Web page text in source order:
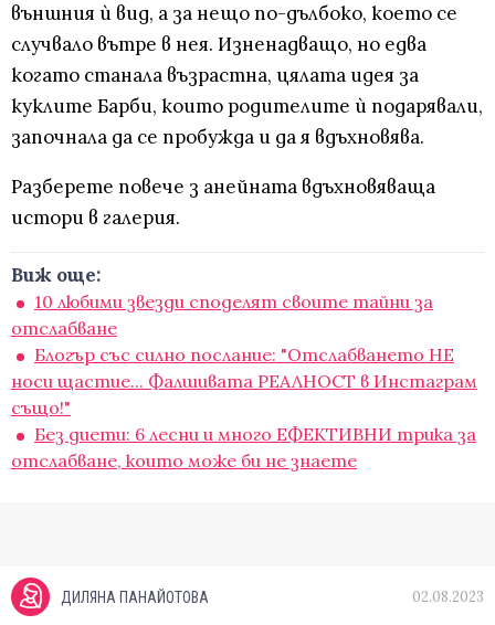
външния ѝ вид, а за нещо по-дълбоко, което се
случвало вътре в нея. Изненадващо, но едва
когато станала възрастна, цялата идея за
куклите Барби, които родителите ѝ подарявали,
започнала да се пробужда и да я вдъхновява.
Разберете повече з анейната вдъхновяваща
истори в галерия.
Виж още:
10 любими звезди споделят своите тайни за
отслабване
Блогър със силно послание: "Отслабването НЕ
носи щастие... Фалшивата РЕАЛНОСТ в Инстаграм
също!"
Без диети: 6 лесни и много ЕФЕКТИВНИ трика за
отслабване, които може би не знаете
ДИЛЯНА ПАНАЙОТОВА 02.08.2023